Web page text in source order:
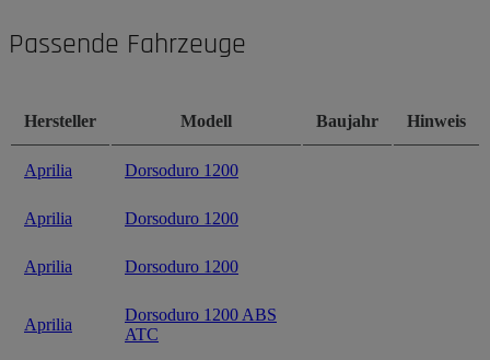
Passende Fahrzeuge
Hersteller Modell Baujahr Hinweis
Aprilia Dorsoduro 1200
Aprilia Dorsoduro 1200
Aprilia Dorsoduro 1200
Aprilia
Dorsoduro 1200 ABS
ATC